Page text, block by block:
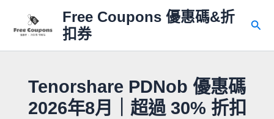
Free Coupons 優惠碼&折
扣券
搜
Tenorshare PDNob 優惠碼
2026年8月｜超過 30% 折扣